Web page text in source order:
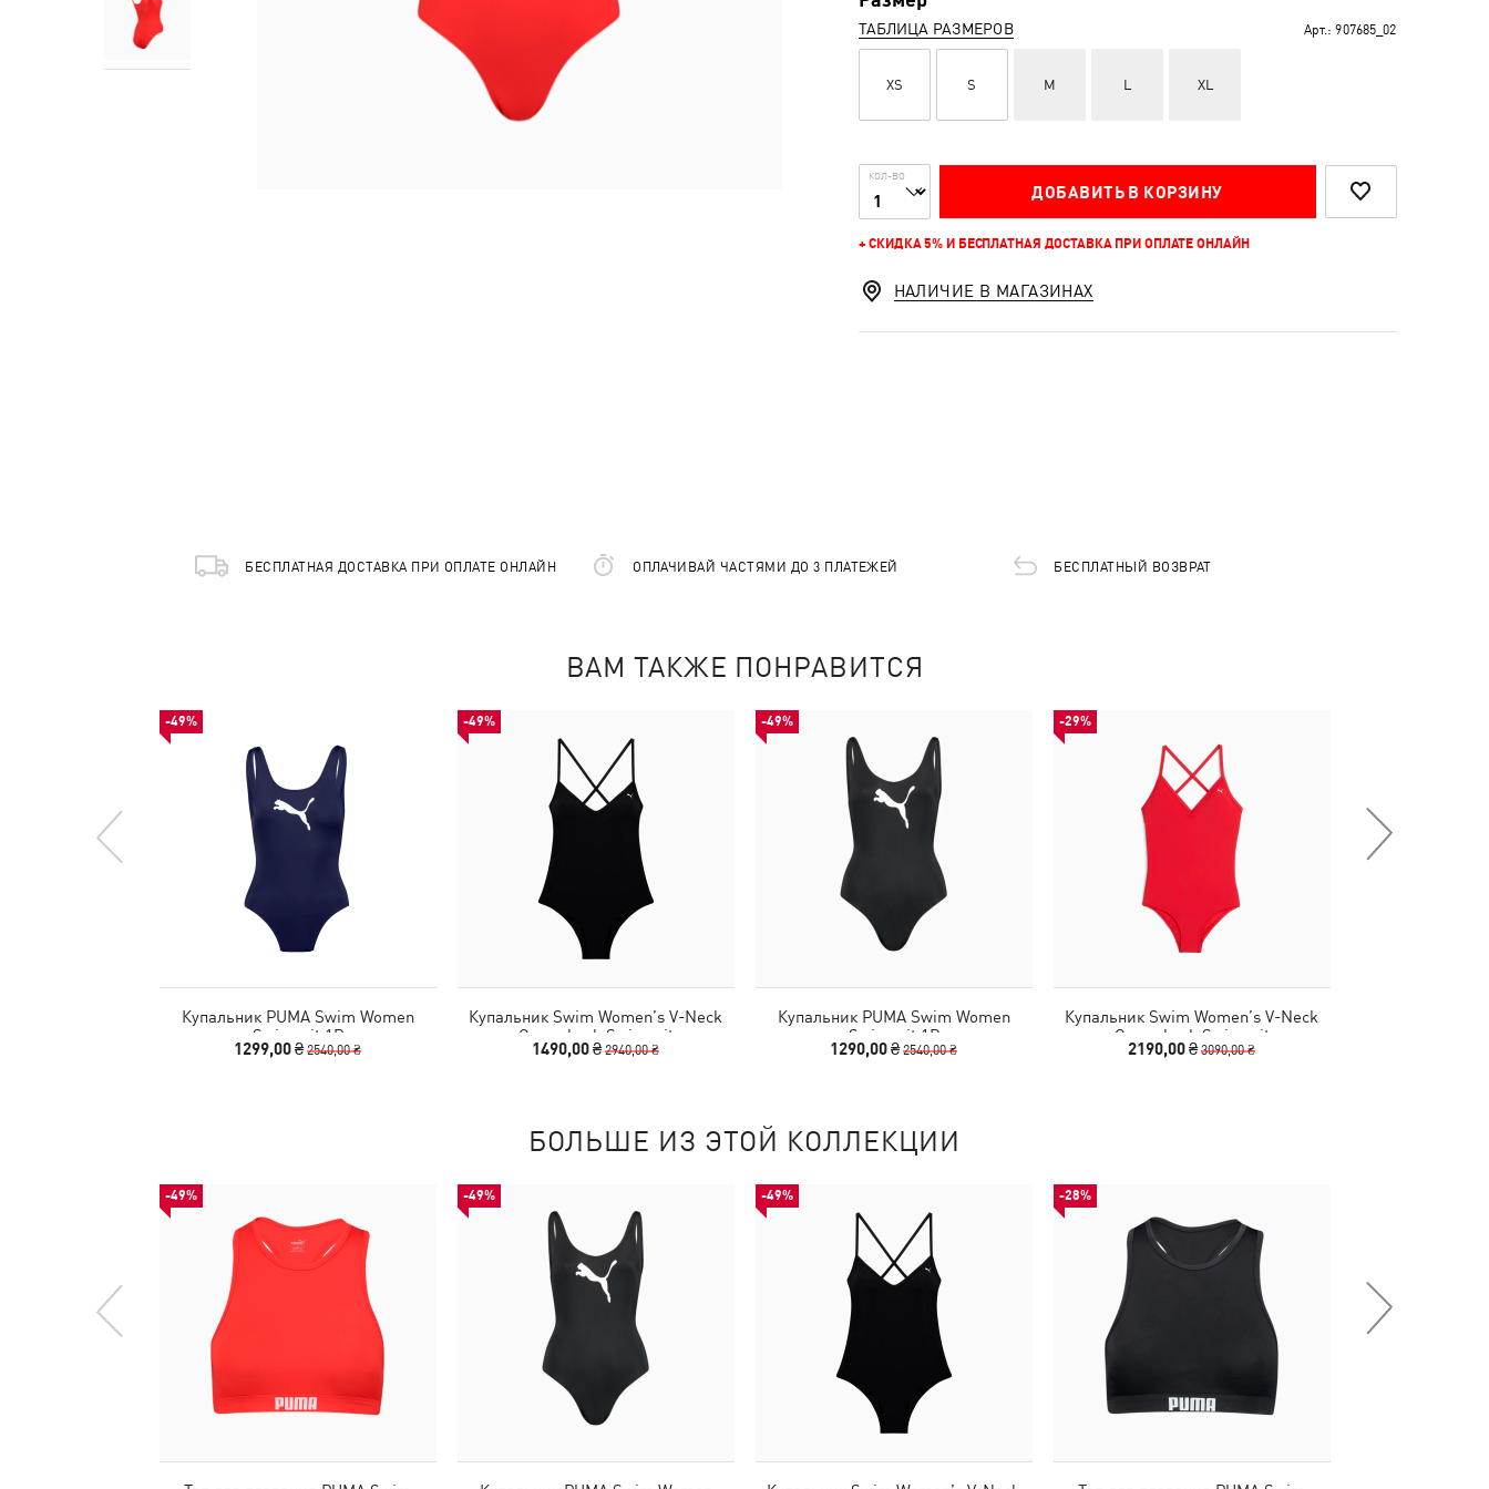
ТАБЛИЦА РАЗМЕРОВ Арт.: 907685_02
XS S M L XL
КОЛ-ВО
ДОБАВИТЬ В КОРЗИНУ
+ СКИДКА 5% И БЕСПЛАТНАЯ ДОСТАВКА ПРИ ОПЛАТЕ ОНЛАЙН
НАЛИЧИЕ В МАГАЗИНАХ
БЕСПЛАТНАЯ ДОСТАВКА ПРИ ОПЛАТЕ ОНЛАЙН ОПЛАЧИВАЙ ЧАСТЯМИ ДО 3 ПЛАТЕЖЕЙ БЕСПЛАТНЫЙ ВОЗВРАТ
ВАМ ТАКЖЕ ПОНРАВИТСЯ
-49%
Купальник PUMA Swim Women
Swimsuit 1P
1299,00 ₴2540,00 ₴
-49%
Купальник Swim Women’s V-Neck
Cross-back Swimsuit
1490,00 ₴2940,00 ₴
-49%
Купальник PUMA Swim Women
Swimsuit 1P
1290,00 ₴2540,00 ₴
-29%
Купальник Swim Women’s V-Neck
Cross-back Swimsuit
2190,00 ₴3090,00 ₴
БОЛЬШЕ ИЗ ЭТОЙ КОЛЛЕКЦИИ
-49% -49% -49% -28%